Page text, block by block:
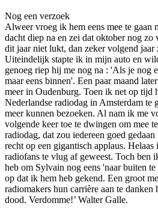
Nog een verzoek
Alweer vroeg ik hem eens mee te gaan
dacht diep na en zei dat oktober nog zo
dit jaar niet lukt, dan zeker volgend
Uiteindelijk stapte ik in mijn auto en
genoeg riep hij me nog na : 'Als je nog
maar eens binnen'. Een paar maand
meer in Oudenburg. Toen ik net op tijd
Nederlandse radiodag in Amsterdam te
meer kunnen bezoeken. Al nam ik me
volgende keer toe te dwingen om mee
radiodag, dat zou iedereen goed
recht op een gigantisch applaus.
radiofans te vlug af geweest. Toch ben
heb om Sylvain nog eens 'naar buiten
op dat ik hem heb gekend. Een groot
radiomakers hun carrière aan te danken
dood. Verdomme!’ Walter Galle.